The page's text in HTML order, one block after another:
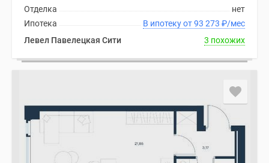
нет
Отделка
В ипотеку от 93 273 ₽/мес
Ипотека
Левел Павелецкая Сити
3 похожих